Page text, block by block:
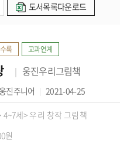
도서목록다운로드
록 교과연계
웅진우리그림책
진주니어 2021-04-25
4~7세> 우리 창작 그림책
원